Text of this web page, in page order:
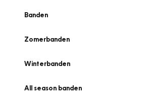
Banden
Zomerbanden
Winterbanden
All season banden